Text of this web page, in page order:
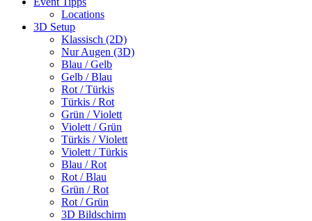
Locations
3D Setup
Klassisch (2D)
Nur Augen (3D)
Blau / Gelb
Gelb / Blau
Rot / Türkis
Türkis / Rot
Grün / Violett
Violett / Grün
Türkis / Violett
Violett / Türkis
Blau / Rot
Rot / Blau
Grün / Rot
Rot / Grün
3D Bildschirm